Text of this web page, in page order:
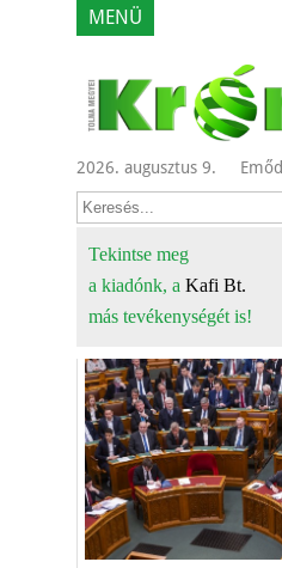
MENÜ
2026. augusztus 9. Emőd
Tekintse meg
a kiadónk, a Kafi Bt.
más tevékenységét is!